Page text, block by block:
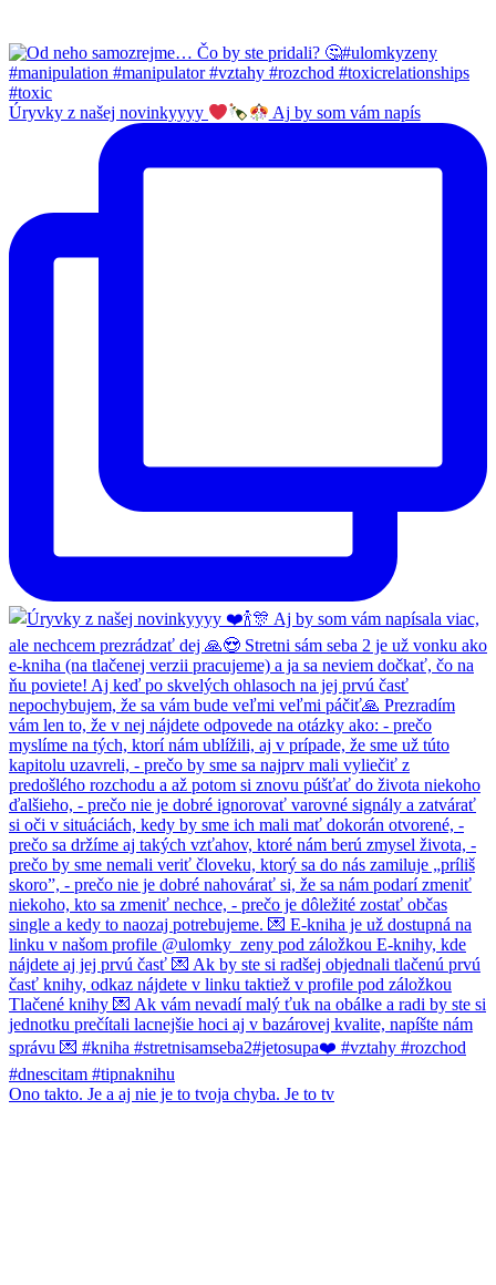
Úryvky z našej novinkyyyy Aj by som vám napís
Ono takto. Je a aj nie je to tvoja chyba. Je to tv